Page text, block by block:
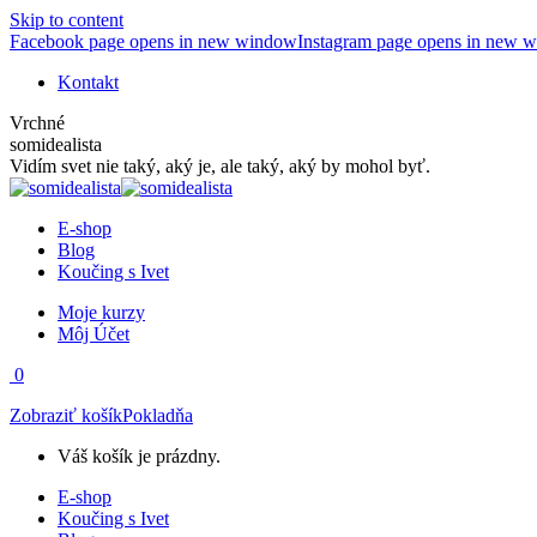
Skip to content
Facebook page opens in new windowInstagram page opens in new
Kontakt
Vrchné
somidealista
Vidím svet nie taký, aký je, ale taký, aký by mohol byť.
E-shop
Blog
Koučing s Ivet
Moje kurzy
Môj Účet
0
Zobraziť košíkPokladňa
Váš košík je prázdny.
E-shop
Koučing s Ivet